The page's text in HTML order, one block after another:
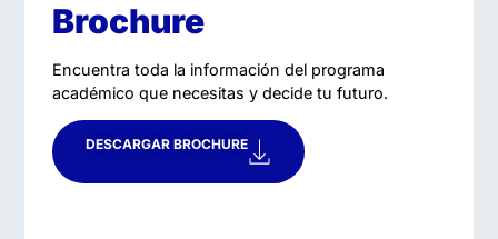
Brochure
Encuentra toda la información del programa
académico que necesitas y decide tu futuro.
DESCARGAR BROCHURE